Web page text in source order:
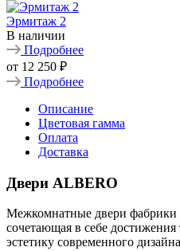
Эрмитаж 2
В наличии
Подробнее
от 12 250 ₽
Подробнее
Описание
Цветовая гамма
Оплата
Доставка
Двери ALBERO
Межкомнатные двери
сочетающая в себе достижения
эстетику современного